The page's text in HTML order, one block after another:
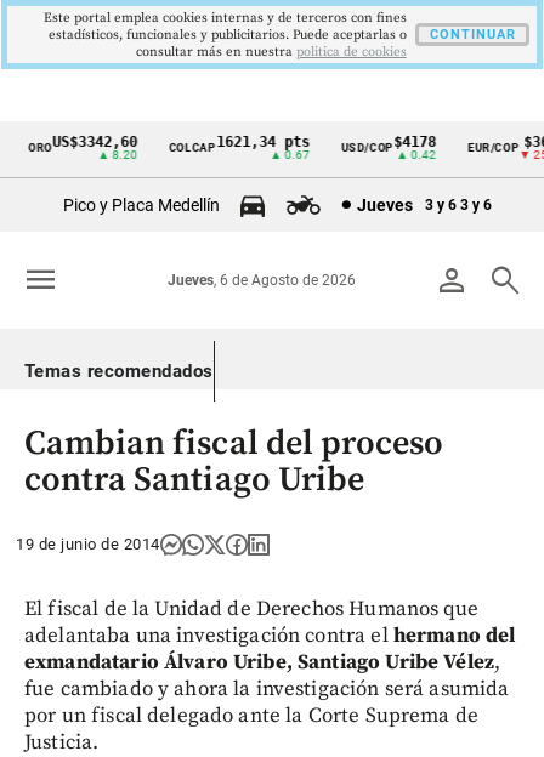
Cintillo
Colombia
OROUS$3342,60
▲ 8.20
COLCAP1621,34 pts
▲ 0.67
USD/COP$4178
▲ 0.42
EUR/COP
▼
Pico y Placa Medellín Jueves 3 y 6 3 y 6
person search
Jueves, 6 de Agosto de 2026
menu
Temas recomendados
Cambian fiscal del proceso
contra Santiago Uribe
19 de junio de 2014
El fiscal de la Unidad de Derechos Humanos que
adelantaba una investigación contra elhermano del
exmandatario Álvaro Uribe, Santiago Uribe Vélez,
fue cambiado y ahora la investigación será asumida
por un fiscal delegado ante la Corte Suprema de
Justicia.
Este portal emplea cookies internas y de terceros con fines
estadísticos, funcionales y publicitarios. Puede aceptarlas o
consultar más en nuestra politica de cookies
CONTINUAR